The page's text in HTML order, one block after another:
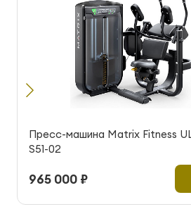
Пресс-машина Matrix Fitness
S51-02
965 000 ₽